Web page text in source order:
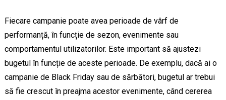
Fiecare campanie poate avea perioade de vârf de
performanță, în funcție de sezon, evenimente sau
comportamentul utilizatorilor. Este important să ajustezi
bugetul în funcție de aceste perioade. De exemplu, dacă ai o
campanie de Black Friday sau de sărbători, bugetul ar trebui
să fie crescut în preajma acestor evenimente, când cererea